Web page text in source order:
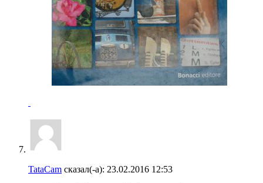
TataCam сказал(-а): 23.02.2016 12:53